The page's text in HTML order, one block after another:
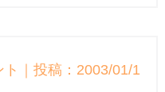
｜投稿：2003/01/1